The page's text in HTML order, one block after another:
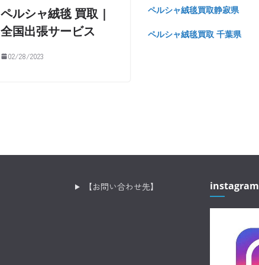
ペルシャ絨毯 買取 |
全国出張サービス
02/28/2023
ペルシャ絨毯買取静寂県
ペルシャ絨毯買取 千葉県
【お問い合わせ先】 instagram